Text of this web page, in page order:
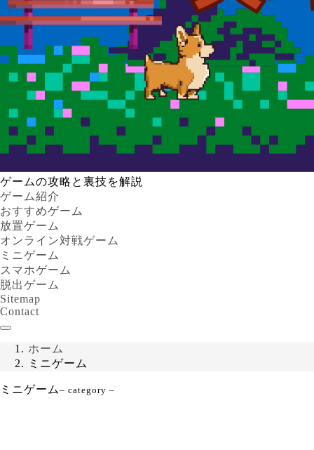
ゲームの攻略と裏技を解説
ゲーム紹介
おすすめゲーム
放置ゲーム
オンライン対戦ゲーム
ミニゲーム
スマホゲーム
脱出ゲーム
Sitemap
Contact
ホーム
ミニゲーム
ミニゲーム – category –